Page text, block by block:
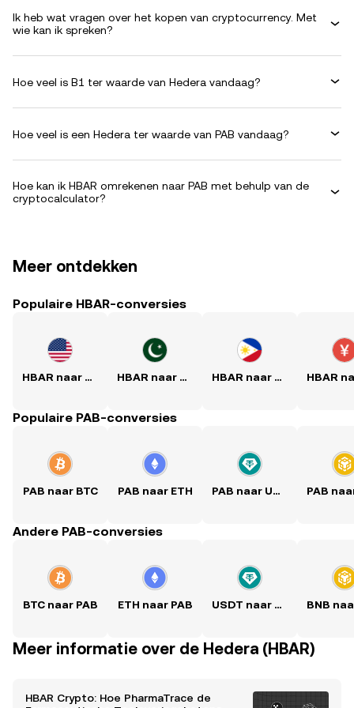
Ik heb wat vragen over het kopen van cryptocurrency. Met
wie kan ik spreken?
Hoe veel is B1 ter waarde van Hedera vandaag?
Hoe veel is een Hedera ter waarde van PAB vandaag?
Hoe kan ik HBAR omrekenen naar PAB met behulp van de
cryptocalculator?
Meer ontdekken
Populaire HBAR-conversies
HBAR naar USD HBAR naar PKR HBAR naar PHP
Populaire PAB-conversies
PAB naar BTC PAB naar ETH PAB naar USDT
Andere PAB-conversies
BTC naar PAB ETH naar PAB USDT naar PAB
Meer informatie over de Hedera (HBAR)
HBAR Crypto: Hoe PharmaTrace de